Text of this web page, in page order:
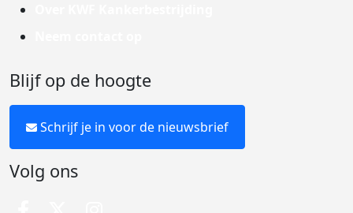
Blijf op de hoogte
Schrijf je in voor de nieuwsbrief
Volg ons